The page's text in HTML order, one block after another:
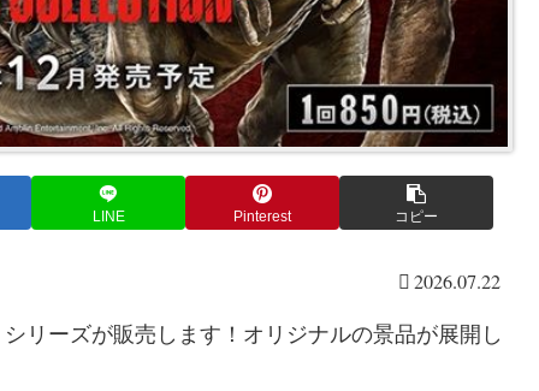
LINE Pinterest コピー
2026.07.22
リーズが販売します！オリジナルの景品が展開し